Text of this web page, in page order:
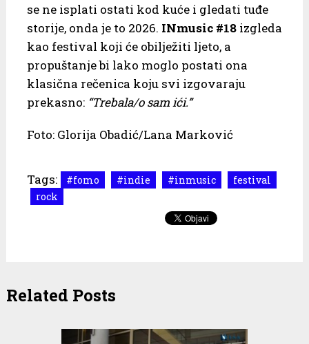
se ne isplati ostati kod kuće i gledati tuđe
storije, onda je to 2026. INmusic #18izgleda
kao festival koji će obilježiti ljeto, a
propuštanje bi lako moglo postati ona
klasična rečenica koju svi izgovaraju
prekasno: “Trebala/o sam ići.”
Foto: Glorija Obadić/Lana Marković
Tags: #fomo #indie #inmusic
festival
rock
Related Posts